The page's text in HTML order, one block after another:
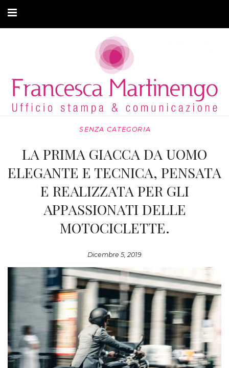
ARTICOLI
MODA ADATTIVA
PRIVACY
SENZA CATEGORIA
LA PRIMA GIACCA DA UOMO
ELEGANTE E TECNICA, PENSATA
E REALIZZATA PER GLI
APPASSIONATI DELLE
MOTOCICLETTE.
Dicembre 5, 2019